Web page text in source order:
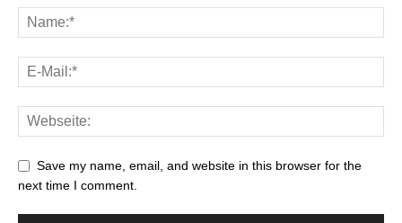
Save my name, email, and website in this browser for the
next time I comment.